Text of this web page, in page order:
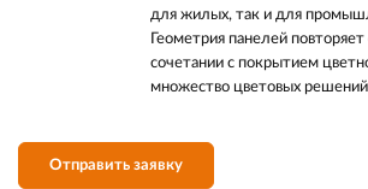
для жилых, так и для
Геометрия панелей
сочетании с покрытием
множество цветовых
Отправить заявку